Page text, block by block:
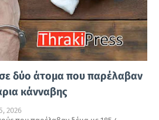
δύο άτομα που παρέλαβαν
κάνναβης
2026